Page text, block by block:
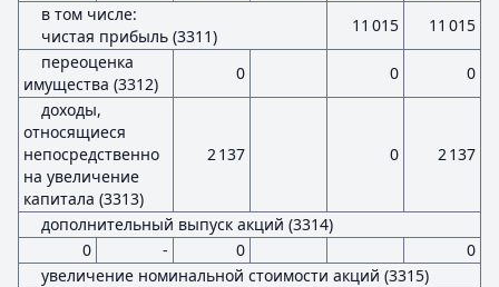
в том числе:
чистая прибыль (3311)
11 015
11 015
переоценка
имущества (3312)
0 0
0
доходы,
относящиеся
непосредственно
на увеличение
капитала (3313)
2 137 0 2 137
дополнительный выпуск акций (3314)
0
- 0
0
увеличение номинальной стоимости акций (3315)